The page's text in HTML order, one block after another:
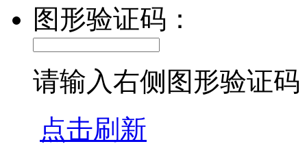
图形验证码：
请输入右侧图形验证码
点击刷新